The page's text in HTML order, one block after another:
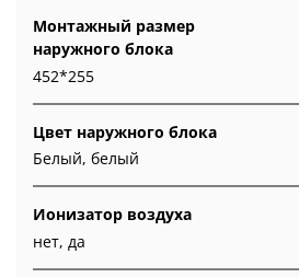
Монтажный размер
наружного блока
452*255
Цвет наружного блока
Белый, белый
Ионизатор воздуха
нет, да